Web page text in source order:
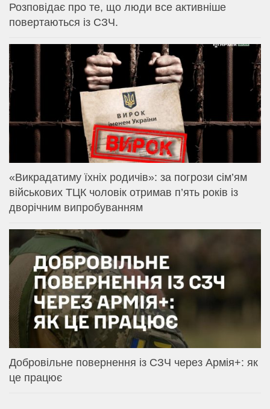
Розповідає про те, що люди все активніше
повертаються із СЗЧ.
«Викрадатиму їхніх родичів»: за погрози сім’ям
військових ТЦК чоловік отримав п’ять років із
дворічним випробуванням
Добровільне повернення із СЗЧ через Армія+: як
це працює